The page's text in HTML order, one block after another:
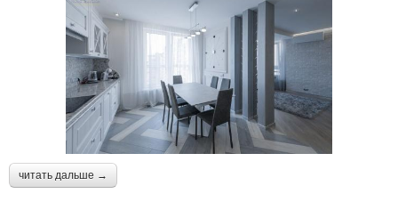
читать дальше →